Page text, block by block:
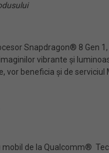
Snapdragon® 8 Gen
vibrante și
beneficia și de
de la Qualcomm®